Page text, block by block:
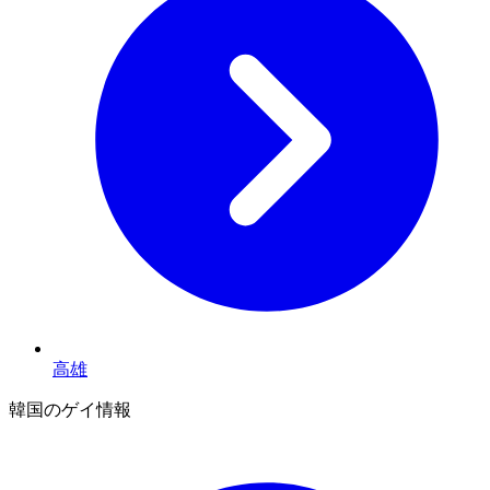
高雄
韓国のゲイ情報